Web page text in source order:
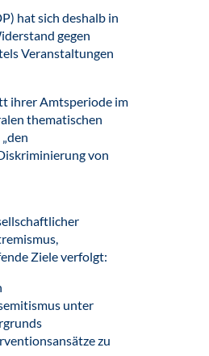
hat sich deshalb in
gegen
Veranstaltungen
ihrer Amtsperiode im
thematischen
von
Ziele verfolgt:
unter
zu